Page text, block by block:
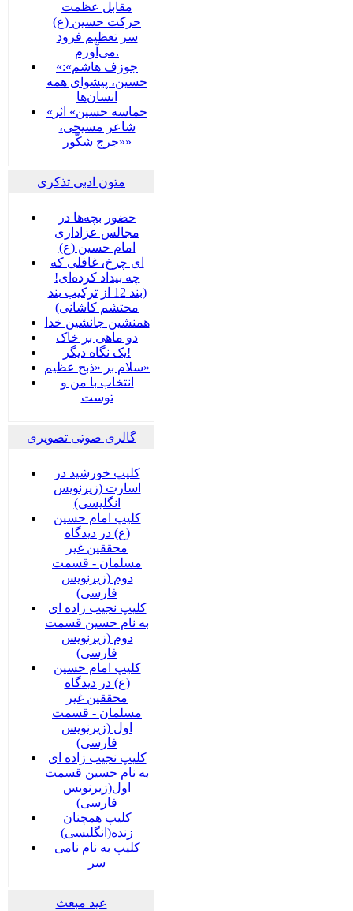
مقابل عظمت
حرکت حسین (ع)
سر تعظیم فرود
می‌آورم.
«جوزف هاشم»:
حسین، پیشوای همه
انسان‌ها
«حماسه حسین» اثر
شاعر مسیحی،
«جرج شکّور»
متون ادبی تذکری
حضور بچه‌‌‌ها در
مجالس عزاداری
امام حسین (ع)
ای چرخ، غافلی که
چه بیداد کرده‌ای!
(بند 12 از ترکیب بند
محتشم کاشانی)
همنشین جانشین خدا
دو ماهی بر خاک
یک نگاه دیگر!
سلام بر «ذبح عظیم»
انتخاب با من و
توست
گالری صوتی تصویری
کلیپ خورشید در
اسارت (زیرنویس
انگلیسی)
کلیپ امام حسین
(ع) در دیدگاه
محققین غیر
مسلمان - قسمت
دوم (زیرنویس
فارسی)
کلیپ نجیب زاده ای
به نام حسین قسمت
دوم (زیرنویس
فارسی)
کلیپ امام حسین
(ع) در دیدگاه
محققین غیر
مسلمان - قسمت
اول (زیرنویس
فارسی)
کلیپ نجیب زاده ای
به نام حسین قسمت
اول(زیرنویس
فارسی)
کلیپ همچنان
زنده(انگلیسی)
کلیپ به نام نامی
سر
عید مبعث